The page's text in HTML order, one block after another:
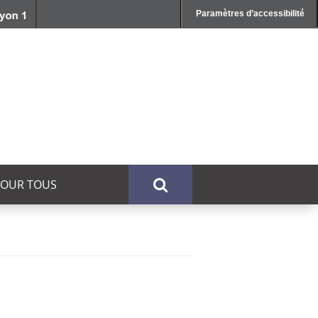
Paramètres d’accessibilité
TOUS